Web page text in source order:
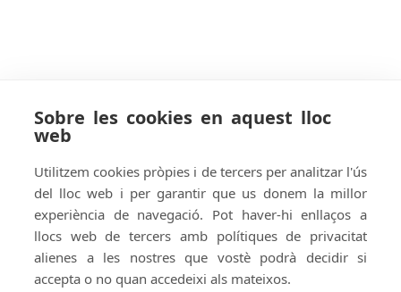
Sobre les cookies en aquest lloc
web
Utilitzem cookies pròpies i de tercers per analitzar l'ús
del lloc web i per garantir que us donem la millor
experiència de navegació. Pot haver-hi enllaços a
llocs web de tercers amb polítiques de privacitat
alienes a les nostres que vostè podrà decidir si
accepta o no quan accedeixi als mateixos.